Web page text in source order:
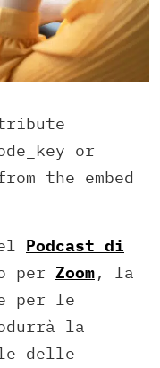
or
the embed
Podcast di
per Zoom, la
per le
la
delle